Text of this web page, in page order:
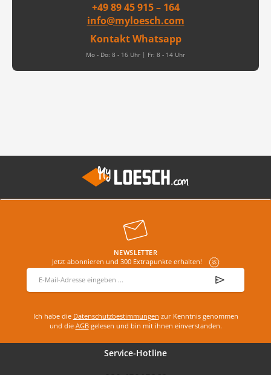
+49 89 45 915 – 164
info@myloesch.com
Kontakt Whatsapp
Mo - Do: 8 - 16 Uhr | Fr: 8 - 14 Uhr
NEWSLETTER
Jetzt abonnieren und 300 Extrapunkte erhalten!
E-Mail-Adresse
Ich habe die Datenschutzbestimmungen zur Kenntnis genommen
und die AGBgelesen und bin mit ihnen einverstanden.
Service-Hotline